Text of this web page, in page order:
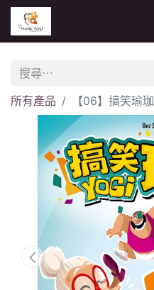
所有產品 【06】搞笑瑜珈